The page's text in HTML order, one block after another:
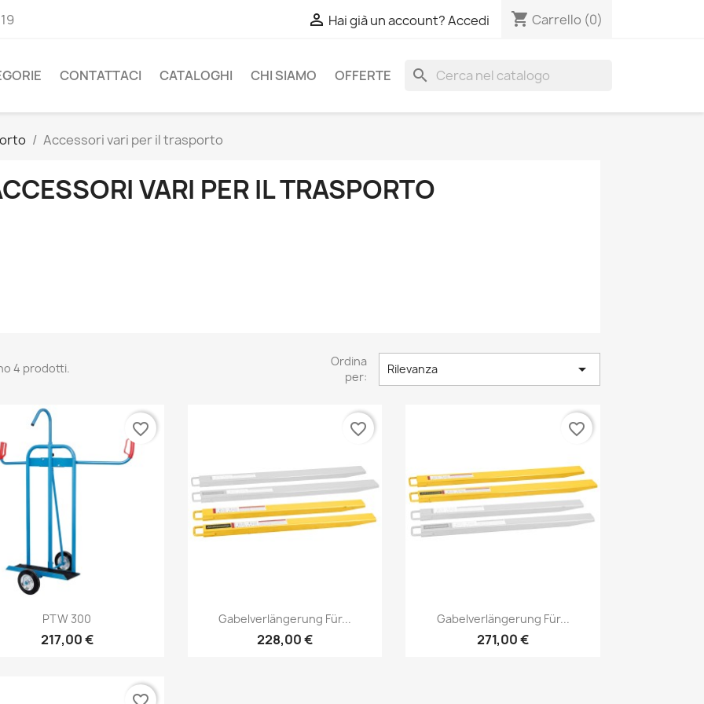
 Hai già un account? Accedi shopping_cart Carrello (0)
CONTATTACI CATALOGHI CHI SIAMO OFFERTE search
Accessori vari per il trasporto
VARI PER IL TRASPORTO
4 prodotti.
Ordina
per:
Rilevanza 
Anteprima
PTW 300
217,00 €
favorite_border
Anteprima
Gabelverlängerung Für...
228,00 €
favorite_border
Anteprima
Gabelverlängerung Für...
271,00 €
favorite_border